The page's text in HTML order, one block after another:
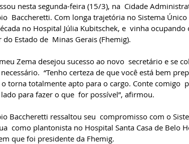
nesta segunda-feira (15/3), na  Cidade
Baccheretti. Com longa trajetória no Sistema Único
no Hospital Júlia Kubitschek, e  vinha
Estado de  Minas Gerais (Fhemig).
Zema desejou sucesso ao novo  secretário e se
“Tenho certeza de que você está bem
torna totalmente apto para o cargo. Conte comigo
para fazer o que  for possível”, afirmou.
Baccheretti ressaltou seu  compromisso com o
como plantonista no Hospital Santa Casa de Belo
que foi presidente da Fhemig.